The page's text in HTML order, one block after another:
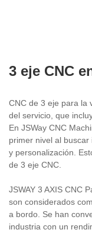
3 eje CNC
CNC de 3 eje para la
del servicio, que
En JSWay CNC
primer nivel al
y personalización.
de 3 eje CNC.
JSWAY 3 AXIS CNC
son considerados
a bordo. Se han
industria con un